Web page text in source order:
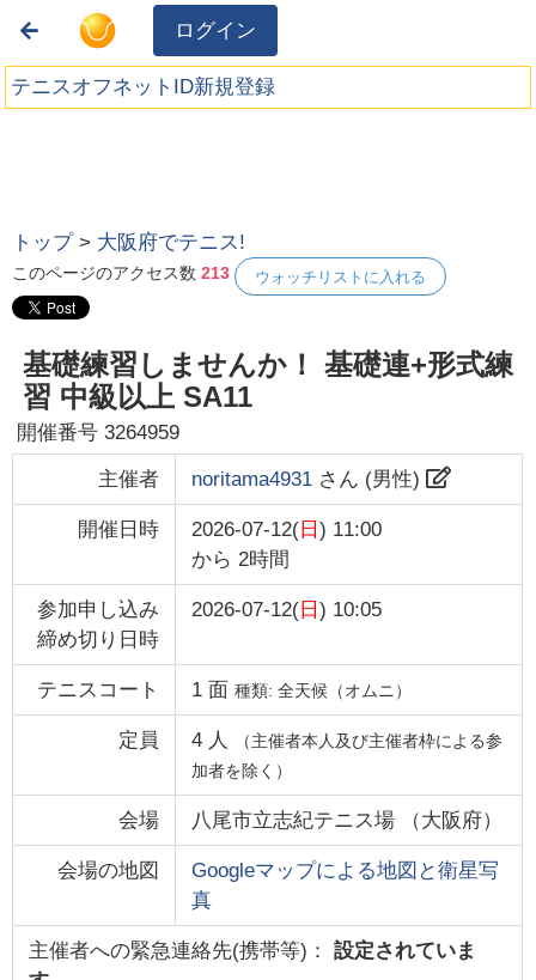
ログイン
テニスオフネットID新規登録
トップ > 大阪府でテニス!
このページのアクセス数213 ウォッチリストに入れる
基礎練習しませんか！ 基礎連+形式練
習 中級以上 SA11
開催番号3264959
主催者 noritama4931さん (男性)
開催日時 2026-07-12(日 ) 11:00
から 2時間
参加申し込み
締め切り日時
2026-07-12(日 ) 10:05
テニスコート 1面 種類: 全天候（オムニ）
定員 4 人
（主催者本人及び主催者枠による参
加者を除く）
会場 八尾市立志紀テニス場（大阪府）
会場の地図
Googleマップによる地図と衛星写
真
主催者への緊急連絡先(携帯等)： 設定されていま